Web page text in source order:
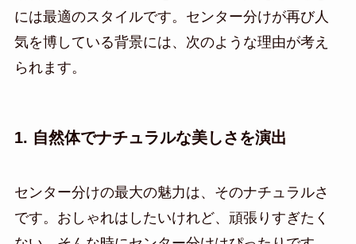
には最適のスタイルです。センター分けが再び人
気を博している背景には、次のような理由が考え
られます。
1. 自然体でナチュラルな美しさを演出
センター分けの最大の魅力は、そのナチュラルさ
です。おしゃれはしたいけれど、頑張りすぎたく